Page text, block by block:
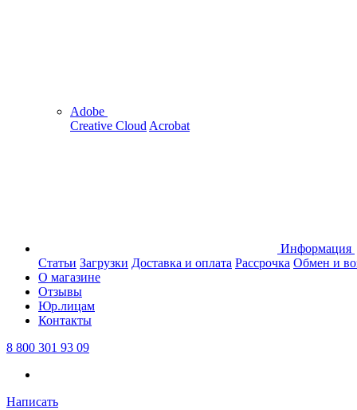
Adobe
Creative Cloud Acrobat
Информация
Статьи Загрузки Доставка и оплата Рассрочка Обмен и
О магазине
Отзывы
Юр.лицам
Контакты
8 800 301 93 09
Написать